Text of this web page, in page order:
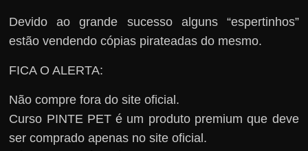
Devido ao grande sucesso alguns “espertinhos”
estão vendendo cópias pirateadas do mesmo.
FICA O ALERTA:
Não compre fora do site oficial.
Curso PINTE PET é um produto premium que deve
ser comprado apenas no site oficial.